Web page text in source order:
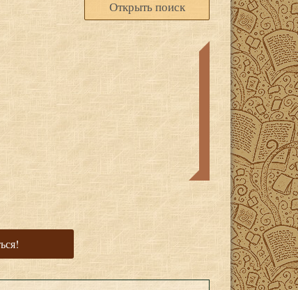
Открыть поиск